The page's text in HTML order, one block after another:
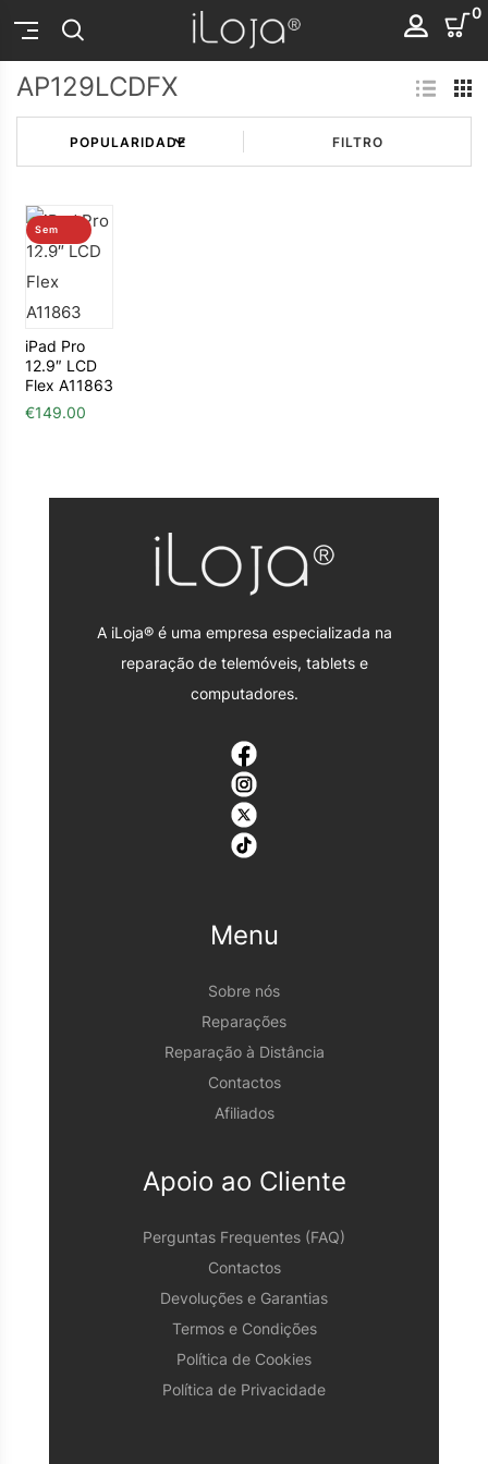
0
AP129LCDFX
FILTRO
Sem
stock
iPad Pro
12.9″ LCD
Flex A11863
€149.00
A iLoja® é uma empresa especializada na
reparação de telemóveis, tablets e
computadores.
Menu
Sobre nós
Reparações
Reparação à Distância
Contactos
Afiliados
Apoio ao Cliente
Perguntas Frequentes (FAQ)
Contactos
Devoluções e Garantias
Termos e Condições
Política de Cookies
Política de Privacidade